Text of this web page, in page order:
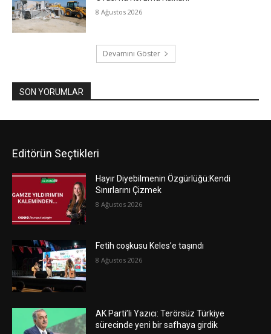
8 Ağustos 2026
Devamını Göster
SON YORUMLAR
Editörün Seçtikleri
Hayır Diyebilmenin Özgürlüğü:Kendi
Sınırlarını Çizmek
8 Ağustos 2026
Fetih coşkusu Keles’e taşındı
8 Ağustos 2026
AK Parti’li Yazıcı: Terörsüz Türkiye
sürecinde yeni bir safhaya girdik